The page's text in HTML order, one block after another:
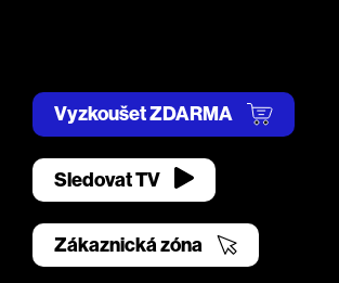
Vyzkoušet ZDARMA
Sledovat TV
Zákaznická zóna